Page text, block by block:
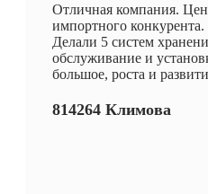
Отличная компания.
импортного конкурента.
Делали 5 систем
обслуживание и
большое, роста и
814264 Климова